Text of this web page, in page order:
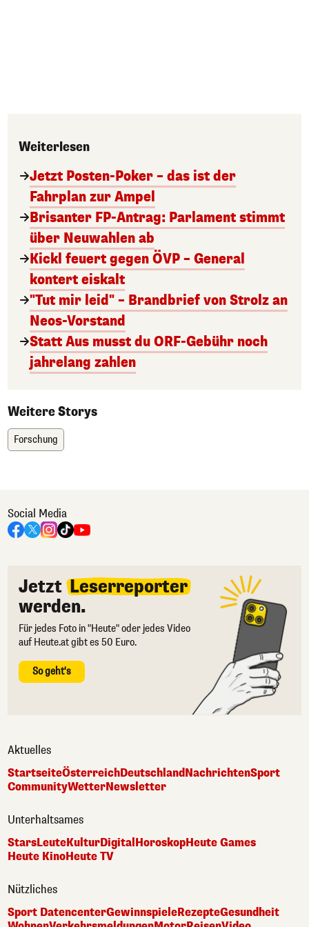
Weiterlesen
Jetzt Posten-Poker – das ist der
Fahrplan zur Ampel
Brisanter FP-Antrag: Parlament stimmt
über Neuwahlen ab
Kickl feuert gegen ÖVP – General
kontert eiskalt
"Tut mir leid" – Brandbrief von Strolz an
Neos-Vorstand
Statt Aus musst du ORF-Gebühr noch
jahrelang zahlen
Weitere Storys
Forschung
Social Media
Jetzt Leserreporter
werden.
Für jedes Foto in "Heute" oder jedes Video
auf Heute.at gibt es 50 Euro.
So geht's
Aktuelles
StartseiteÖsterreichDeutschlandNachrichtenSport
CommunityWetterNewsletter
Unterhaltsames
StarsLeuteKulturDigitalHoroskopHeute Games
Heute KinoHeute TV
Nützliches
Sport DatencenterGewinnspieleRezepteGesundheit